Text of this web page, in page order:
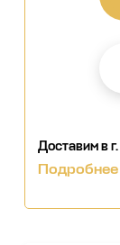
Доставим в г.
Подробнее